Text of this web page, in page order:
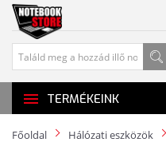
TERMÉKEINK
Főoldal Hálózati eszközök